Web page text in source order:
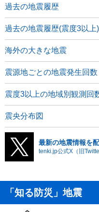
過去の地震履歴
過去の地震履歴(震度3以上)
海外の大きな地震
震源地ごとの地震発生回数
震度3以上の地域別観測回
震央分布図
最新の地震情報を
tenki.jp公式X（旧
「知る防災」地震